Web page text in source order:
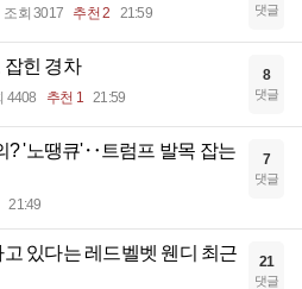
조회 3017 추천 2 21:59 댓글
힌 경차
4408 추천 1 21:59
8
댓글
? '노땡큐'‥트럼프 발목 잡는
21:49
7
댓글
있다는 레드벨벳 웬디 최근
21
댓글